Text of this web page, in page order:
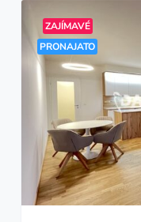
ZAJÍMAVÉ
PRONAJATO